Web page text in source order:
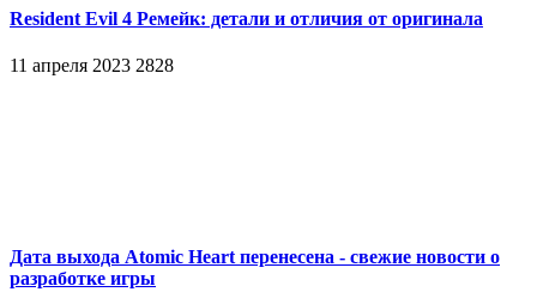
Resident Evil 4 Ремейк: детали и отличия от оригинала
11 апреля 2023 2828
Дата выхода Atomic Heart перенесена - свежие новости о
разработке игры